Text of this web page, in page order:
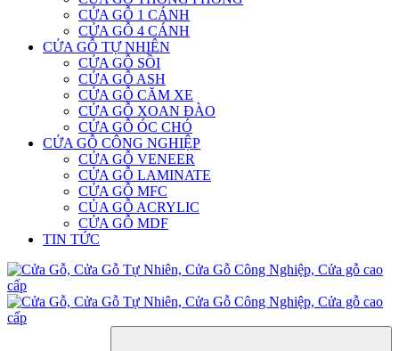
CỬA GỖ 1 CÁNH
CỬA GỖ 4 CÁNH
CỬA GỖ TỰ NHIÊN
CỬA GỖ SỒI
CỬA GỖ ASH
CỬA GỖ CĂM XE
CỬA GỖ XOAN ĐÀO
CỬA GỖ ÓC CHÓ
CỬA GỖ CÔNG NGHIỆP
CỬA GỖ VENEER
CỬA GỖ LAMINATE
CỬA GỖ MFC
CỦA GỖ ACRYLIC
CỬA GỖ MDF
TIN TỨC